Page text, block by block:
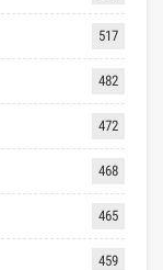
517
482
472
468
465
459